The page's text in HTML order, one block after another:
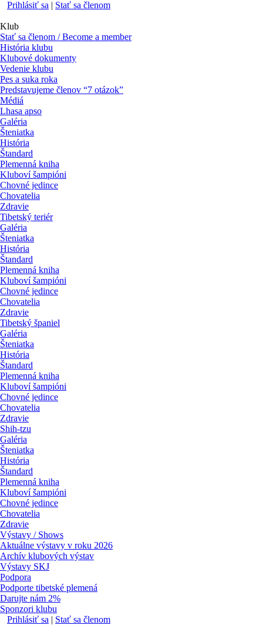
Prihlásiť sa | Stať sa členom
Klub
Stať sa členom / Become a member
História klubu
Klubové dokumenty
Vedenie klubu
Pes a suka roka
Predstavujeme členov “7 otázok”
Médiá
Lhasa apso
Galéria
Šteniatka
História
Štandard
Plemenná kniha
Kluboví šampióni
Chovné jedince
Chovatelia
Zdravie
Tibetský teriér
Galéria
Šteniatka
História
Štandard
Plemenná kniha
Kluboví šampióni
Chovné jedince
Chovatelia
Zdravie
Tibetský španiel
Galéria
Šteniatka
História
Štandard
Plemenná kniha
Kluboví šampióni
Chovné jedince
Chovatelia
Zdravie
Shih-tzu
Galéria
Šteniatka
História
Štandard
Plemenná kniha
Kluboví šampióni
Chovné jedince
Chovatelia
Zdravie
Výstavy / Shows
Aktuálne výstavy v roku 2026
Archív klubových výstav
Výstavy SKJ
Podpora
Podporte tibetské plemená
Darujte nám 2%
Sponzori klubu
Prihlásiť sa | Stať sa členom